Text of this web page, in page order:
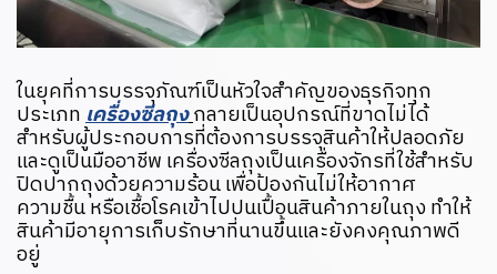
ในยุคที่การบรรจุภัณฑ์เป็นหัวใจสำคัญของธุรกิจทุก
ประเภทเครื่องซีลถุงกลายเป็นอุปกรณ์ที่ขาดไม่ได้
สำหรับผู้ประกอบการที่ต้องการบรรจุสินค้าให้ปลอดภัย
และดูเป็นมืออาชีพ เครื่องซีลถุงเป็นเครื่องจักรที่ใช้สำหรับ
ปิดปากถุงด้วยความร้อน เพื่อป้องกันไม่ให้อากาศ
ความชื้น หรือเชื้อโรคเข้าไปปนเปื้อนสินค้าภายในถุง ทำให้
สินค้ามีอายุการเก็บรักษาที่นานขึ้นและยังคงคุณภาพดี
อยู่